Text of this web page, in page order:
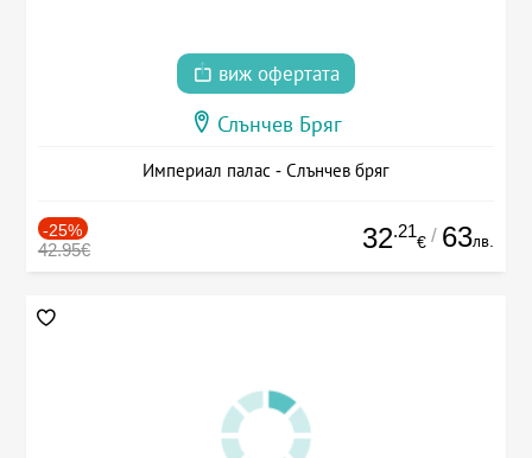
виж офертата
Слънчев Бряг
Империал палас - Слънчев бряг
-25%
42.95€ 32.21
€ / 63лв.